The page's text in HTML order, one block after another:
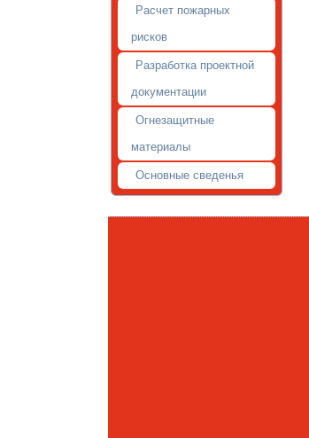
Расчет пожарных
рисков
Разработка проектной
документации
Огнезащитные
материалы
Основные сведенья